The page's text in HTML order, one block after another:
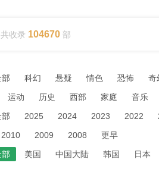
共收录 104670 部
部 科幻 悬疑 情色 恐怖 奇
运动 历史 西部 家庭 音乐
部 2025 2024 2023 2022
2010 2009 2008
更早
部 美国 中国大陆 韩国 日本